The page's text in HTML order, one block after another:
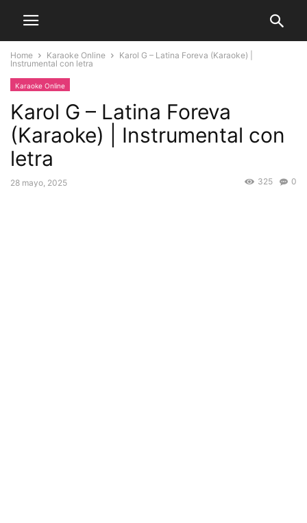
Home Karaoke Online
Karol G – Latina Foreva (Karaoke) |
Instrumental con letra
Karaoke Online
Karol G – Latina Foreva
(Karaoke) | Instrumental con
letra
28 mayo, 2025 0
325